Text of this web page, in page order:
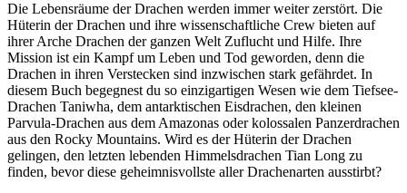
Die Lebensräume der Drachen werden immer weiter zerstört. Die
Hüterin der Drachen und ihre wissenschaftliche Crew bieten auf
ihrer Arche Drachen der ganzen Welt Zuflucht und Hilfe. Ihre
Mission ist ein Kampf um Leben und Tod geworden, denn die
Drachen in ihren Verstecken sind inzwischen stark gefährdet. In
diesem Buch begegnest du so einzigartigen Wesen wie dem Tiefsee-
Drachen Taniwha, dem antarktischen Eisdrachen, den kleinen
Parvula-Drachen aus dem Amazonas oder kolossalen Panzerdrachen
aus den Rocky Mountains. Wird es der Hüterin der Drachen
gelingen, den letzten lebenden Himmelsdrachen Tian Long zu
finden, bevor diese geheimnisvollste aller Drachenarten ausstirbt?